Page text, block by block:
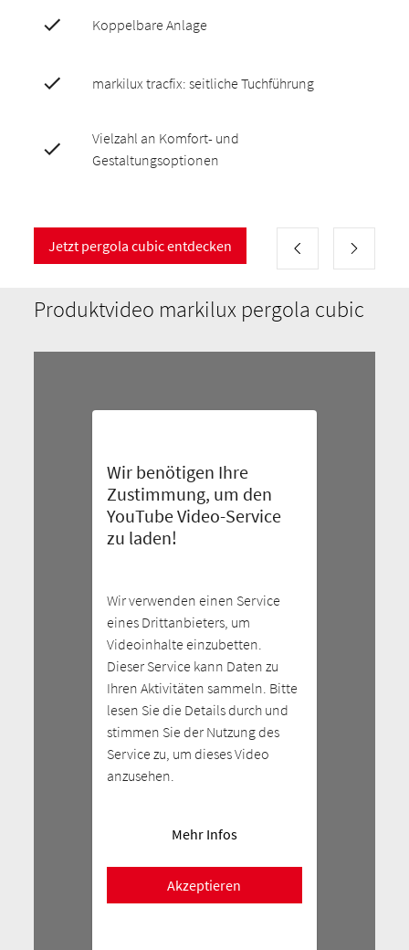
Koppelbare Anlage
markilux tracfix: seitliche Tuchführung
Vielzahl an Komfort- und
Gestaltungsoptionen
Jetzt pergola cubic entdecken
Produktvideo markilux pergola cubic
Wir benötigen Ihre
Zustimmung, um den
YouTube Video-Service
zu laden!
Wir verwenden einen Service
eines Drittanbieters, um
Videoinhalte einzubetten.
Dieser Service kann Daten zu
Ihren Aktivitäten sammeln. Bitte
lesen Sie die Details durch und
stimmen Sie der Nutzung des
Service zu, um dieses Video
anzusehen.
Mehr Infos
Akzeptieren